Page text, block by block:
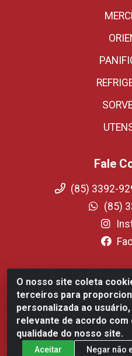
O nosso site coleta
terceiros para
personalizada ao
relevante de acordo
qualidade do nosso site.
Aceitar Negar não
Fale
(85) 3392-
(85)
Fortali Distribuidora de
Coelho, 1268 - Messejana,
CNPJ